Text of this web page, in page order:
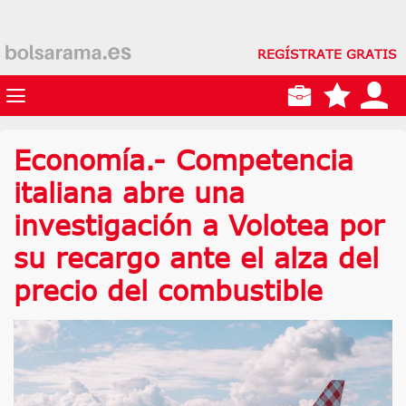
REGÍSTRATE GRATIS
Economía.- Competencia
italiana abre una
investigación a Volotea por
su recargo ante el alza del
precio del combustible